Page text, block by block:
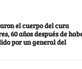
el cuerpo del cura
60 años después de
por un general del